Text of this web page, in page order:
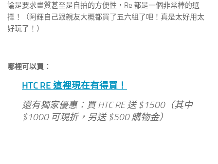
論是要求畫質甚至是自拍的方便性，Re 都是一個非常棒的選
擇！（阿輝自己跟親友大概都買了五六組了吧！真是太好用太
好玩了！）
哪裡可以買：
HTC RE 這裡現在有得買！
還有獨家優惠：買 HTC RE 送 $1500（其中
$1000 可現折，另送 $500 購物金）